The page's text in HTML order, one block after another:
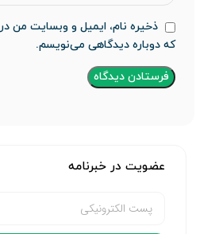
ذخیره نام، ایمیل و وبسایت من در
که دوباره دیدگاهی می‌نویسم.
عضویت در خبرنامه